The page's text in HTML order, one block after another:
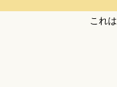
これは